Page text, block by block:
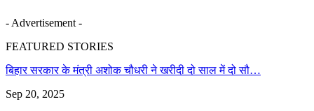
- Advertisement -
FEATURED STORIES
बिहार सरकार के मंत्री अशोक चौधरी ने खरीदी दो साल में दो सौ…
Sep 20, 2025